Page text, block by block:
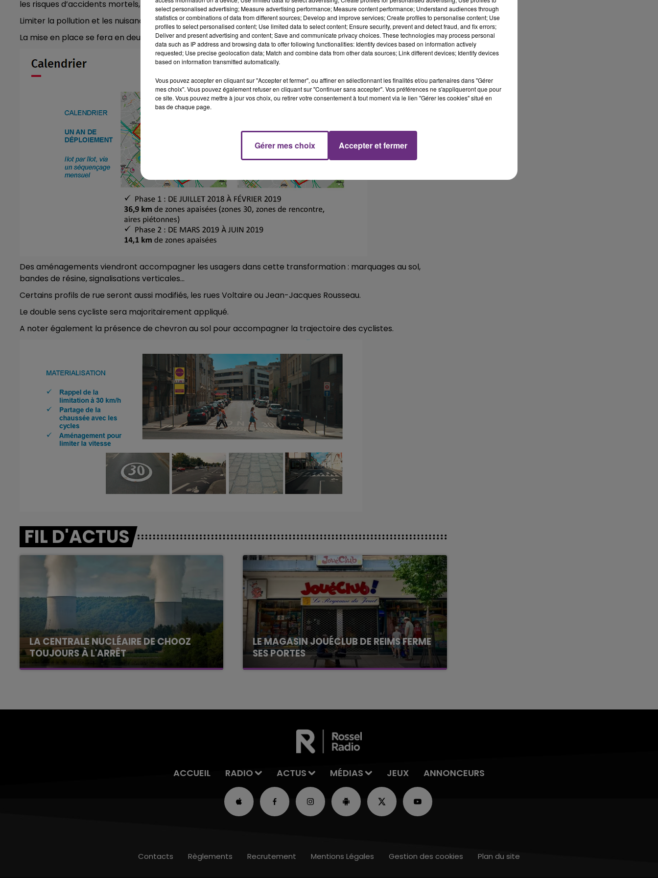
les risques d’accidents mortels, divisés par 8.
Limiter la pollution et les nuisances sonores.
La mise en place se fera en deux temps.
Des aménagements viendront accompagner les usagers dans cette transformation : marquages au sol,
bandes de résine, signalisations verticales...
Certains profils de rue seront aussi modifiés, les rues Voltaire ou Jean-Jacques Rousseau.
Le double sens cycliste sera majoritairement appliqué.
A noter également la présence de chevron au sol pour accompagner la trajectoire des cyclistes.
FIL D'ACTUS
LA CENTRALE NUCLÉAIRE DE CHOOZ
TOUJOURS À L'ARRÊT
Cela fait déjà une semaine que la centrale
LE MAGASIN JOUÉCLUB DE REIMS FERME
SES PORTES
C'était l'une des institutions du centre-ville
ACCUEIL RADIO ACTUS MÉDIAS JEUX ANNONCEURS
Contacts Règlements Recrutement Mentions Légales Gestion des cookies Plan du site
select personalised advertising; Measure advertising performance; Measure content performance; Understand audiences through
statistics or combinations of data from different sources; Develop and improve services; Create profiles to personalise content; Use
profiles to select personalised content; Use limited data to select content; Ensure security, prevent and detect fraud, and fix errors;
Deliver and present advertising and content; Save and communicate privacy choices. These technologies may process personal
data such as IP address and browsing data to offer following functionalities: Identify devices based on information actively
requested; Use precise geolocation data; Match and combine data from other data sources; Link different devices; Identify devices
based on information transmitted automatically.
Vous pouvez accepter en cliquant sur "Accepter et fermer", ou affiner en sélectionnant les finalités et/ou partenaires dans "Gérer
mes choix". Vous pouvez également refuser en cliquant sur "Continuer sans accepter". Vos préférences ne s'appliqueront que pour
ce site. Vous pouvez mettre à jour vos choix, ou retirer votre consentement à tout moment via le lien "Gérer les cookies" situé en
bas de chaque page.
Gérer mes choix Accepter et fermer